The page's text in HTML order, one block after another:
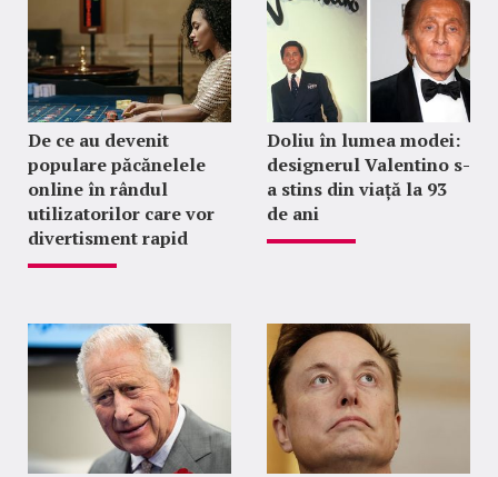
De ce au devenit
populare păcănelele
online în rândul
utilizatorilor care vor
divertisment rapid
Doliu în lumea modei:
designerul Valentino s-
a stins din viață la 93
de ani